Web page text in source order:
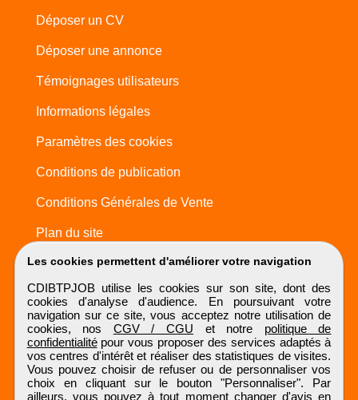
Les cookies permettent d'améliorer votre navigation
CDIBTPJOB utilise les cookies sur son site, dont des
cookies d'analyse d'audience. En poursuivant votre
navigation sur ce site, vous acceptez notre utilisation de
cookies, nos CGV / CGU et notre politique de
confidentialitépour vous proposer des services adaptés à
vos centres d'intérêt et réaliser des statistiques de visites.
Vous pouvez choisir de refuser ou de personnaliser vos
choix en cliquant sur le bouton "Personnaliser". Par
ailleurs, vous pouvez à tout moment changer d'avis en
Déposer un CV
Déposer une annonce
Témoignages utilisateurs
Informations légales
Paramètres des cookies
Conditions de publication
Conditions Générales de Vente
Plan du site